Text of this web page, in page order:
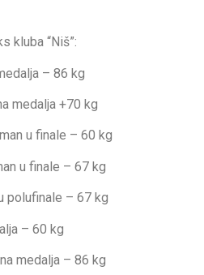
kluba “Niš”:
– 86 kg
medalja +70 kg
u finale – 60 kg
u finale – 67 kg
polufinale – 67 kg
– 60 kg
medalja – 86 kg